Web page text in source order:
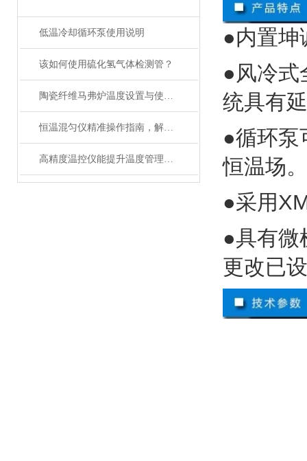
低温冷却循环泵使用说明
该如何使用硫化氢气体检测管？
陶瓷纤维马弗炉温度设置与使用方法
恒温混匀仪精准操作指南，解锁高效实验新体验
高精度温控仪能提升温度管理的精准性和效率
●内置坤
●风冷式
统具有
●循环泵
恒温场。
●采用
●具有微
更改已